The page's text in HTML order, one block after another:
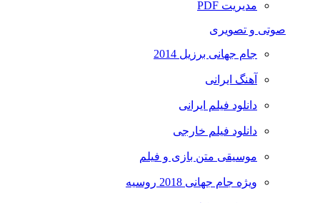
مدیریت PDF
صوتی و تصویری
جام جهانی برزیل 2014
آهنگ ایرانی
دانلود فیلم ایرانی
دانلود فیلم خارجی
موسیقی متن بازی و فیلم
ویژه جام جهانی 2018 روسیه